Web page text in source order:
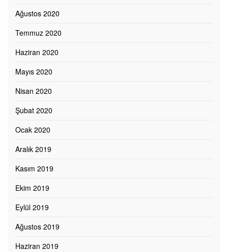
Ağustos 2020
Temmuz 2020
Haziran 2020
Mayıs 2020
Nisan 2020
Şubat 2020
Ocak 2020
Aralık 2019
Kasım 2019
Ekim 2019
Eylül 2019
Ağustos 2019
Haziran 2019